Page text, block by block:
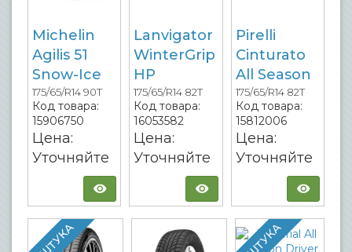
Michelin
Agilis 51
Snow-Ice
175/65/R14 90T
Код товара:
15906750
Цена:
Уточняйте
Lanvigator
WinterGrip
HP
175/65/R14 82T
Код товара:
16053582
Цена:
Уточняйте
Pirelli
Cinturato
All Season
175/65/R14 82T
Код товара:
15812006
Цена:
Уточняйте